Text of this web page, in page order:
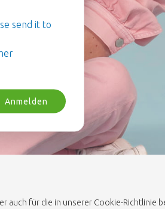
send it to
Anmelden
auch für die in unserer Cookie-Richtlinie